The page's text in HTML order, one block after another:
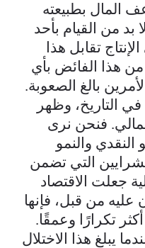
المال بطبيعته
بد من القيام بأحد
تقابل هذا
من هذا الفائض بأي
بالغ الصعوبة.
التاريخ، وظهر
فنحن نرى
والنمو
التي تضمن
جعلت الاقتصاد
عليه من قبل، فإنها
تكرارًا وعمقًا.
يبلغ هذا الاختلال